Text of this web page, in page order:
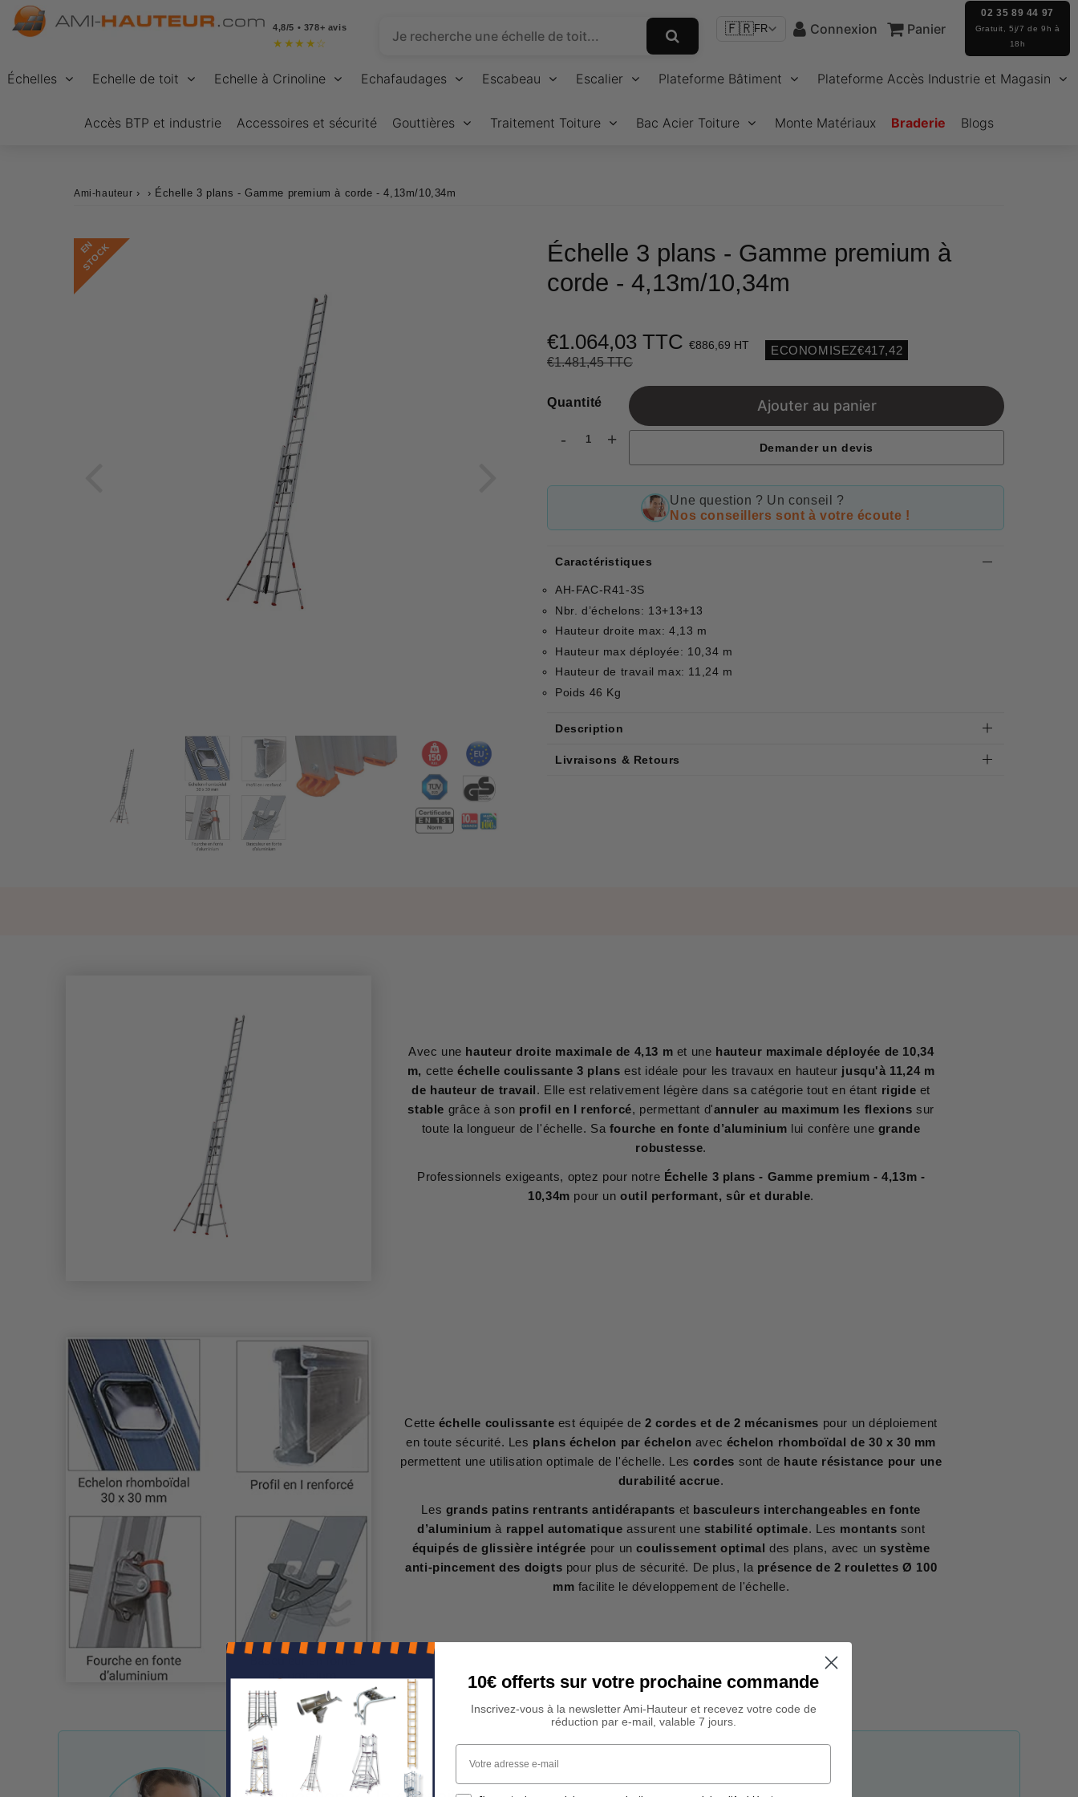
4,8/5 • 378+ avis
★ ★ ★ ★ ☆
🇫🇷FR Connexion Panier
02 35 89 44 97
Gratuit, 5j/7 de 9h à
18h
Échelles Echelle de toit Echelle à Crinoline Echafaudages Escabeau Escalier Plateforme Bâtiment Plateforme Accès Industrie et Magasin
Accès BTP et industrie Accessoires et sécurité Gouttières Traitement Toiture Bac Acier Toiture Monte Matériaux Braderie Blogs
Ami-hauteur › › Échelle 3 plans - Gamme premium à corde - 4,13m/10,34m
E
N
S
T
O
C
K
Échelle 3 plans - Gamme premium à
corde - 4,13m/10,34m
€1.064,03 TTC €886,69 HT
€1.481,45 TTC
Unit
ECONOMISEZ€417,42
Quantité
- +
Ajouter au panier
Demander un devis
Une question ? Un conseil ?
Nos conseillers sont à votre écoute !
Caractéristiques
AH-FAC-R41-3S
Nbr. d’échelons: 13+13+13
Hauteur droite max: 4,13 m
Hauteur max déployée: 10,34 m
Hauteur de travail max: 11,24 m
Poids 46 Kg
Description
Livraisons & Retours
Avec une hauteur droite maximale de 4,13 m et une hauteur maximale déployée de 10,34
m, cetteéchelle coulissante 3 plans est idéale pour les travaux en hauteur jusqu'à 11,24 m
de hauteur de travail. Elle est relativement légère dans sa catégorie tout en étant rigide et
stable grâce à son profil en I renforcé, permettant d'annuler au maximum les flexions sur
toute la longueur de l'échelle. Sa fourche en fonte d’aluminium lui confère une grande
robustesse.
Professionnels exigeants, optez pour notre Échelle 3 plans - Gamme premium - 4,13m -
10,34m pour unoutil performant, sûr et durable.
Cette échelle coulissante est équipée de 2 cordes et de 2 mécanismes pour un déploiement
en toute sécurité. Les plans échelon par échelon avec échelon rhomboïdal de 30 x 30 mm
permettent une utilisation optimale de l'échelle. Lescordes sont de haute résistance pour une
durabilité accrue.
Les grands patins rentrants antidérapants et basculeurs interchangeables en fonte
d’aluminium à rappel automatique assurent une stabilité optimale. Les montants sont
équipés de glissière intégrée pour uncoulissement optimal des plans, avec un système
anti-pincement des doigts pour plus de sécurité. De plus, la présence de 2 roulettes Ø 100
mm facilite le développement de l'échelle.
10€ offerts sur votre prochaine commande
Inscrivez-vous à la newsletter Ami-Hauteur et recevez votre code de
réduction par e-mail, valable 7 jours.
Votre adresse e-mail